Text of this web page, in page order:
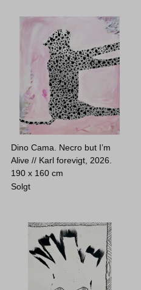
Dino Cama. Necro but I’m
Alive // Karl forevigt, 2026.
190 x 160 cm
Solgt